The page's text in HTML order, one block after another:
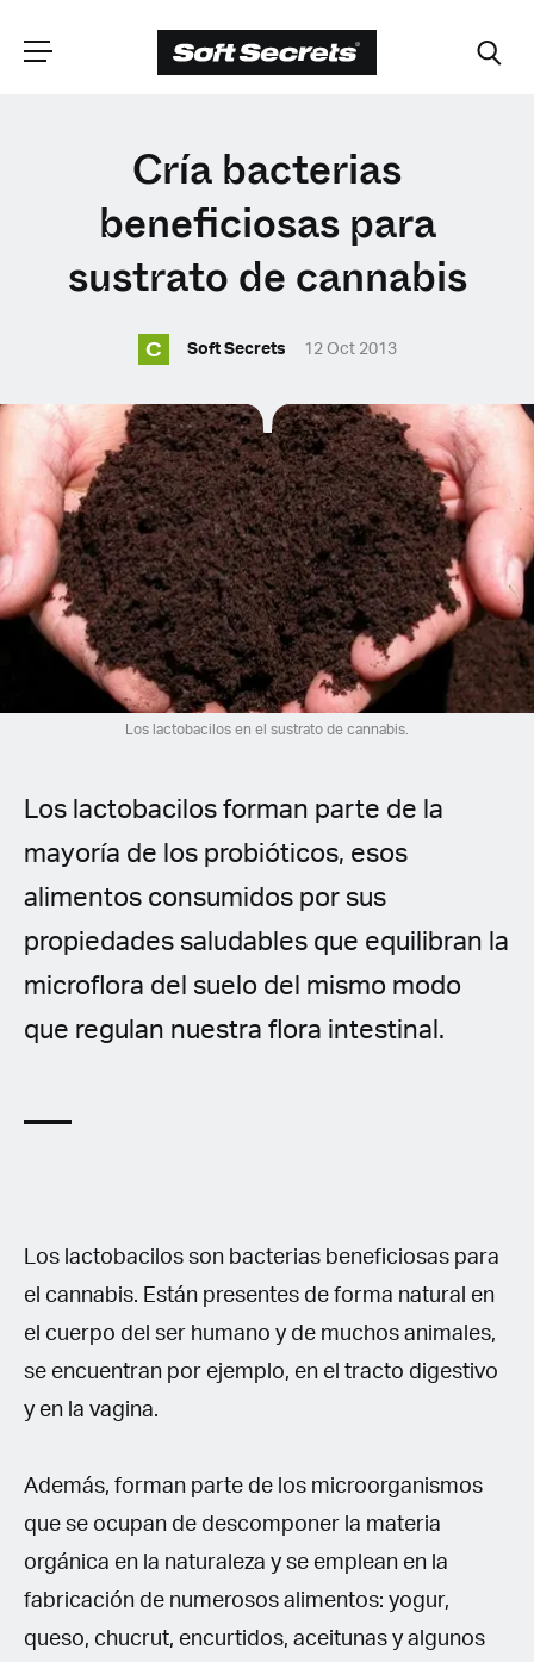
ELIGE TU
UBICACIÓN
Dutch
English (United Kingdom)
English (United States)
Spanish (Spain)
Spanish (Latin America)
German
French
Czech
Polish
Cría bacterias
beneficiosas para
sustrato de cannabis
C Soft Secrets 12 Oct 2013
Los lactobacilos en el sustrato de cannabis.
Los lactobacilos forman parte de la
mayoría de los probióticos, esos
alimentos consumidos por sus
propiedades saludables que equilibran la
microflora del suelo del mismo modo
que regulan nuestra flora intestinal.
Los lactobacilos son bacterias beneficiosas para
el cannabis. Están presentes de forma natural en
el cuerpo del ser humano y de muchos animales,
se encuentran por ejemplo, en el tracto digestivo
y en la vagina.
Además, forman parte de los microorganismos
que se ocupan de descomponer la materia
orgánica en la naturaleza y se emplean en la
fabricación de numerosos alimentos: yogur,
queso, chucrut, encurtidos, aceitunas y algunos